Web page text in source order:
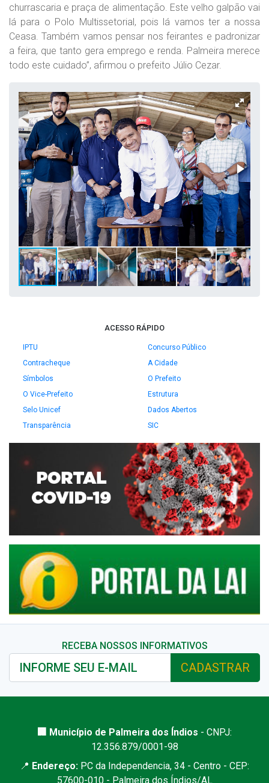
churrascaria e praça de alimentação. Este velho galpão vai
lá para o Polo Multissetorial, pois lá vamos ter a nossa
Ceasa. Também vamos pensar nos feirantes e padronizar
a feira, que tanto gera emprego e renda. Palmeira merece
todo este cuidado”, afirmou o prefeito Júlio Cezar.
ACESSO RÁPIDO
IPTU
Concurso Público
Contracheque
A Cidade
Símbolos
O Prefeito
O Vice-Prefeito
Estrutura
Selo Unicef
Dados Abertos
Transparência
SIC
RECEBA NOSSOS INFORMATIVOS
CADASTRAR
🏢 Município de Palmeira dos Índios - CNPJ:
12.356.879/0001-98
📍 Endereço: PC da Independencia, 34 - Centro - CEP:
57600-010 - Palmeira dos Índios/AL